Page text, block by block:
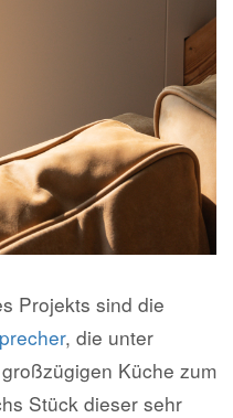
Projekts sind die
, die unter
Küche zum
Stück dieser sehr